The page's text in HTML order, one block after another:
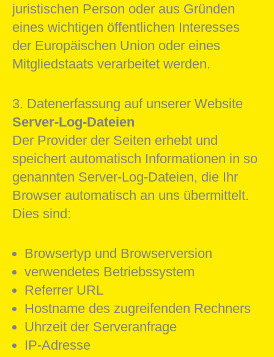
juristischen Person oder aus Gründen
eines wichtigen öffentlichen Interesses
der Europäischen Union oder eines
Mitgliedstaats verarbeitet werden.
3. Datenerfassung auf unserer Website
Server-Log-Dateien
Der Provider der Seiten erhebt und
speichert automatisch Informationen in so
genannten Server-Log-Dateien, die Ihr
Browser automatisch an uns übermittelt.
Dies sind:
Browsertyp und Browserversion
verwendetes Betriebssystem
Referrer URL
Hostname des zugreifenden Rechners
Uhrzeit der Serveranfrage
IP-Adresse